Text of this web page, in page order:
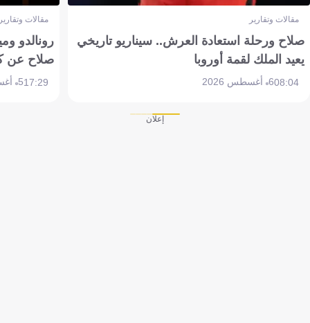
مقالات وتقارير
صلاح ورحلة استعادة العرش.. سيناريو تاريخي
يعيد الملك لقمة أوروبا
08:046 أغسطس 2026
مقالات
رونالدو
صلاح عن
17:295 أغسطس 2026
إعلان